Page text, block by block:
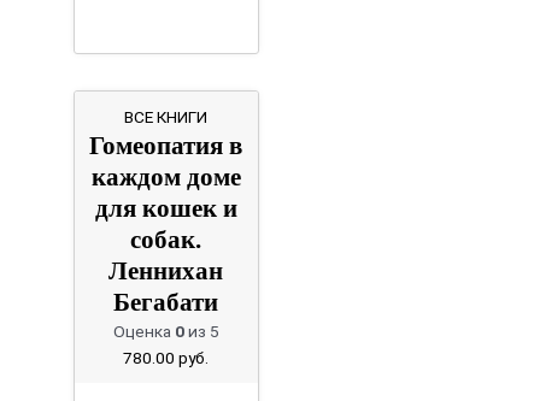
ВСЕ КНИГИ
Гомеопатия в
каждом доме
для кошек и
собак.
Леннихан
Бегабати
Оценка 0из 5
780.00 руб.